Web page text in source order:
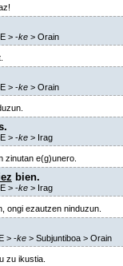
> -ke> Orain
> -ke> Orain
> -ke> Irag
zinutan e(g)unero.
bien.
> -ke> Irag
ongi ezautzen ninduzun.
> -ke> Subjuntiboa > Orain
zu ikustia.